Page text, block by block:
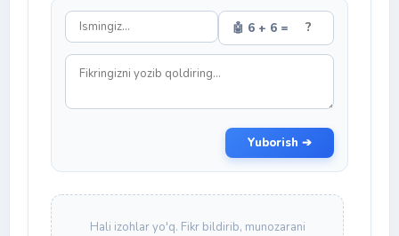
🤖 6 + 6 =
Yuborish ➔
Hali izohlar yo'q. Fikr bildirib, munozarani